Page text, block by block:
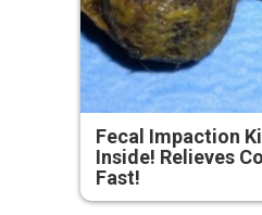
Fecal Impaction
Inside! Relieves
Fast!